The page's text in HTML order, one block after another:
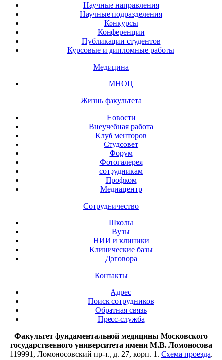
Научные направления
Научные подразделения
Конкурсы
Конференции
Публикации студентов
Курсовые и дипломные работы
Медицина
МНОЦ
Жизнь факультета
Новости
Внеучебная работа
Клуб менторов
Студсовет
Форум
Фотогалерея
сотрудникам
Профком
Медиацентр
Сотрудничество
Школы
Вузы
НИИ и клиники
Клинические базы
Договора
Контакты
Адрес
Поиск сотрудников
Обратная связь
Пресс-служба
Факультет фундаментальной медицины Московского
государственного университета имени М.В. Ломоносова
119991, Ломоносовский пр-т., д. 27, корп. 1. Схема проезда.